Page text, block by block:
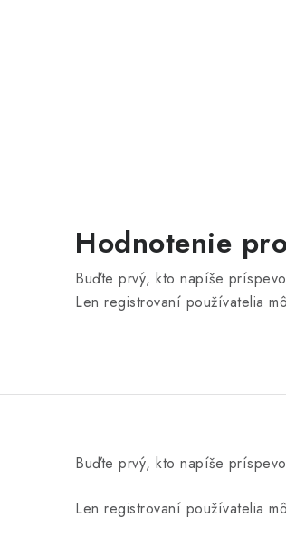
Hodnotenie
Buďte prvý, kto napíše
Len registrovaní používatelia
Buďte prvý, kto napíše
Len registrovaní používatelia